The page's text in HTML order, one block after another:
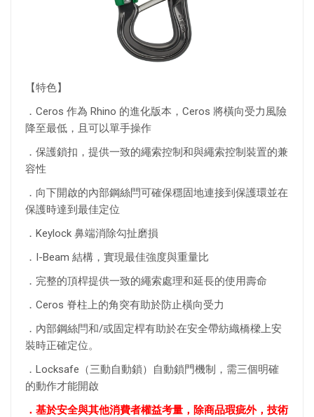
【特色】
．Ceros 作為 Rhino 的進化版本，Ceros 將橫向受力風險
降至最低，且可以單手操作
．保護鎖扣，提供一致的繩索控制和與繩索控制裝置的兼
容性
．向下開啟的內部鋼絲閂可確保穩固地連接到保護環並在
保護時達到最佳定位
．Keylock 鼻端消除勾扯磨損
．I-Beam 結構，實現最佳強度與重量比
．完整的頂桿提供一致的繩索處理和延長的使用壽命
．Ceros 脊柱上的角突有助於防止橫向受力
．內部鋼絲閂和/或固定桿有助於在安全帶紡織橋樑上安
裝時正確定位。
．Locksafe（三動自動鎖）自動鎖門機制，需三個明確
的動作才能開啟
．基於安全與其他消費者權益考量，除商品瑕疵外，技術